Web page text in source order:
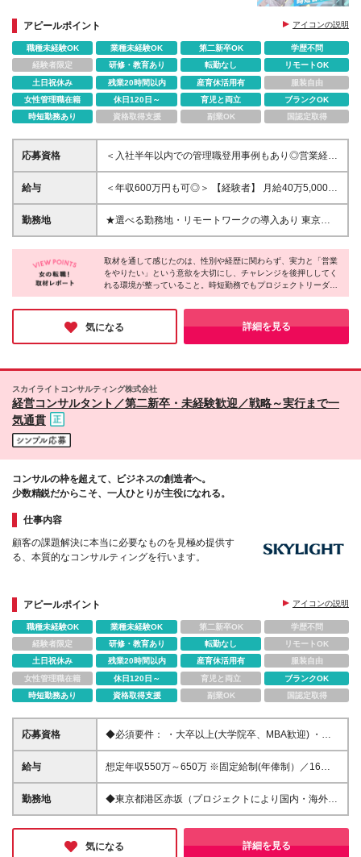
IT・メーカー等幅広い業界の組織変革に挑戦。
IS・FS・CSを網羅し、組織を動かすプロとして歩み
ませんか？
アピールポイント アイコンの説明
職種未経験OK 業種未経験OK 第二新卒OK
学歴不問
経験者限定
研修・教育あり 転勤なし
リモートOK
土日祝休み
残業20時間以内 産育休活用有
服装自由
女性管理職在籍
休日120日～ 育児と両立
ブランクOK
時短勤務あり
資格取得支援 副業OK 国認定取得
応募資格
＜入社半年以内での管理職登用事例もあり◎営業経験
者歓迎＞ ◆学歴不問 ◆ブランクOK ◆未経験OK ＼こ
んな方を歓迎します／ ・今のキャリアに満足してい
方 ・どこでも通用する営業力を身につけたい方 ・新
規事業に携わってみたい方
給与
＜年収600万円も可◎＞ 【経験者】 月給40万5,000円
～50万円 ※上記はみなし残業手当（月40時間
分/96,429～119,048円）を含む金額。 超過分は別
分/75,953～87,381円）を含む金額。 超過分は別途
支給します。 【時短勤務】 6時間勤務：月給25万
7,500円～ 7時間勤務：月給30万円～ ※残業代は全額
す。 ※試用期間3ヵ月あり。期間中の給与・待遇の差
異はありません
勤務地
★選べる勤務地・リモートワークの導入あり 東京・
大阪・名古屋・福岡・札幌・広島・宮城のいずれかの
拠点、もしくはお客様先にての勤務となります ◎在
宅制度あり(※在宅と出社はプロジェクトや業務により
変更があります) ◎勤務地は希望を考慮し決定しま
す！ ◎転勤は基本ありません(ご本人と相談のうえ決
定します) 【東京本社】 東京都港区虎ノ門1-23-1 虎ノ
門ヒルズ森タワー18F 【秋葉原営業所】 東京都千代
大名1-2-23 ビジネス・ワンけやき通りビル3F 【札幌
営業所】 北海道札幌市中央区南一条西4-5-1 札幌大手
取材を通して感じたのは、性別や経歴に関わらず、実力と「営業
をやりたい」という意欲を大切にし、チャレンジを後押ししてく
れる環境が整っていること。時短勤務でもプロジェクトリーダー
として活躍できる柔軟性があり、キャリアを追求するもよし、家
庭との両立を優先するもよし、営業スキルを磨くもよし。一人ひ
とりの目標や目的に向かって、会社全体で伴走してくれる。そん
な温かさと成長性を兼ね備えた会社だと感じました。
気になる 詳細を見る
スカイライトコンサルティング株式会社
経営コンサルタント／第二新卒・未経験歓迎／戦略～実行まで一
気通貫
コンサルの枠を超えて、ビジネスの創造者へ。
少数精鋭だからこそ、一人ひとりが主役になれる。
仕事内容
顧客の課題解決に本当に必要なものを見極め提供す
る、本質的なコンサルティングを行います。
アピールポイント アイコンの説明
職種未経験OK 業種未経験OK 第二新卒OK
学歴不問
経験者限定
研修・教育あり 転勤なし
リモートOK
土日祝休み
残業20時間以内 産育休活用有
服装自由
女性管理職在籍
休日120日～ 育児と両立
ブランクOK
時短勤務あり
資格取得支援 副業OK 国認定取得
応募資格
◆必須要件： ・大卒以上(大学院卒、MBA歓迎) ・社
会人経験3年～6年程度の方（経験不問） ※コンサル
タントしての素養やマインドを重視します ◆求める
志向をお持ちの方 ・常に問題意識を持ち、自ら考え
行動している方 ・チームで協働しながら業務を進
す ※スポーツビジネスや地方創生に携われるチャンス
給与
想定年収550万～650万 ※固定給制(年俸制）／16分割
┗標準年俸額の16分の1を毎月支給。6月、12月賞与
を支給。 ※経験・スキルを考慮の上、同社規定により
勤務地
◆東京都港区赤坂（プロジェクトにより国内・海外へ
の短期出張有） 本社：東京都港区赤坂2-17-7 赤坂溜
池タワー ※基本的にクライアント先常駐 (変更の範囲)
上記を除く当社関連勤務地
気になる 詳細を見る